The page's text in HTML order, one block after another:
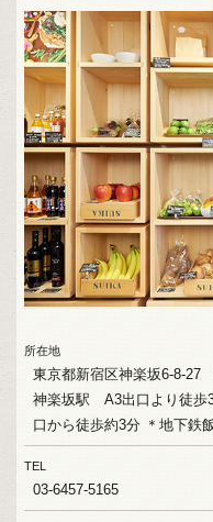
所在地
東京都新宿区神楽坂6-8-27
神楽坂駅 A3出口より徒歩
口から徒歩約3分 ＊地下鉄
TEL
03-6457-5165